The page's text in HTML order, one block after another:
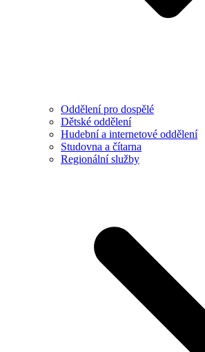
Oddělení pro dospělé
Dětské oddělení
Hudební a internetové oddělení
Studovna a čítarna
Regionální služby